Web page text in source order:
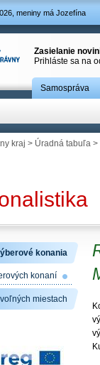
meniny má Jozefína
Zasielanie
Prihláste sa na
Samospráva
kraj > Úradná tabuľa >
konania
konaní
miestach